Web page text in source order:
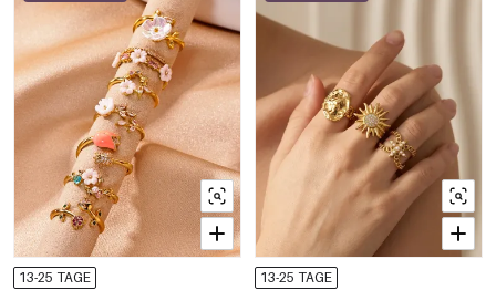
13-25 TAGE 13-25 TAGE